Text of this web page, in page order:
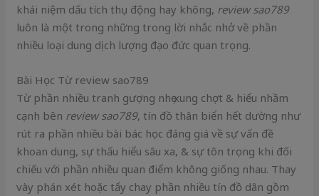
khái niệm dấu tích thụ động hay không, review sao789
luôn là một trong những trong lời nhắc nhở về phần
nhiều loại dung dịch lượng đạo đức quan trọng.
Bài Học Từ review sao789
Từ phần nhiều tranh gượng nhẹ xung chợt & hiểu nhầm
cạnh bên review sao789, tín đồ thân biển hết dường như
rút ra phần nhiều bài bác học đáng giá về sự vấn đề
khoan dung, sự thấu hiểu sâu xa, & sự tôn trọng khi đối
chiếu với phần nhiều quan điểm không giống nhau. Thay
vày phán xét hoặc tẩy chay phần nhiều tín đồ dân gồm